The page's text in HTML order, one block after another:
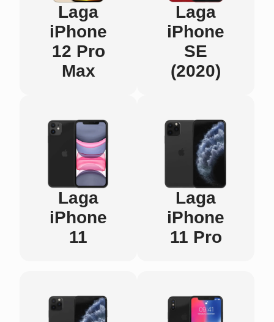
Laga
iPhone
12 Pro
Max
Laga
iPhone
SE
(2020)
Laga
iPhone
11
Laga
iPhone
11 Pro